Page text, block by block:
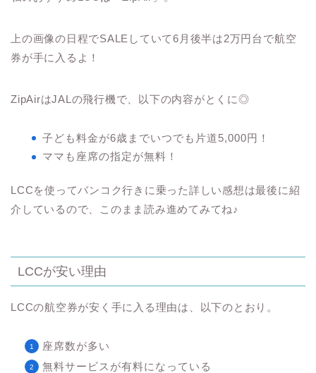
上の画像の日程でSALEしていて6月後半は2万円台で航空
券が手に入るよ！
ZipAirはJALの飛行機で、以下の内容がとくに◎
子ども料金が6歳までいつでも片道5,000円！
ママも座席の指定が無料！
LCCを使ってバンコク行きに乗った詳しい感想は最後に紹
介しているので、このまま読み進めてみてね♪
LCCが安い理由
LCCの航空券が安く手に入る理由は、以下のとおり。
座席数が多い
無料サービスが有料になっている